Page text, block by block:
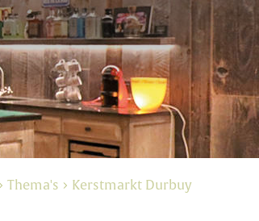
Thema's Kerstmarkt Durbuy